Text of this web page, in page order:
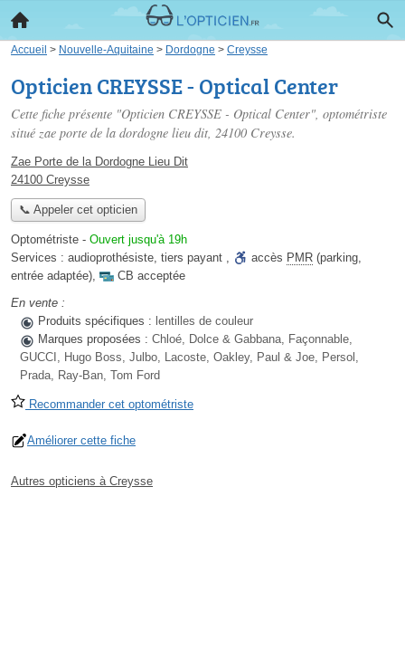
Accueil > Nouvelle-Aquitaine > Dordogne > Creysse
Opticien CREYSSE - Optical Center
Cette fiche présente "Opticien CREYSSE - Optical Center", optométriste
situé zae porte de la dordogne lieu dit, 24100 Creysse.
Zae Porte de la Dordogne Lieu Dit
24100 Creysse
📞 Appeler cet opticien
Optométriste - Ouvert jusqu'à 19h
Services : audioprothésiste, tiers payant , accès PMR (parking,
entrée adaptée),
CB acceptée
En vente :
Produits spécifiques : lentilles de couleur
Marques proposées : Chloé, Dolce & Gabbana, Façonnable,
GUCCI, Hugo Boss, Julbo, Lacoste, Oakley, Paul & Joe, Persol,
Prada, Ray-Ban, Tom Ford
Recommander cet optométriste
Améliorer cette fiche
Autres opticiens à Creysse